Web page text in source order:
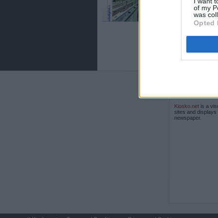
of my
was
Opted
Kiosko.net is a
sites and
newspaper.